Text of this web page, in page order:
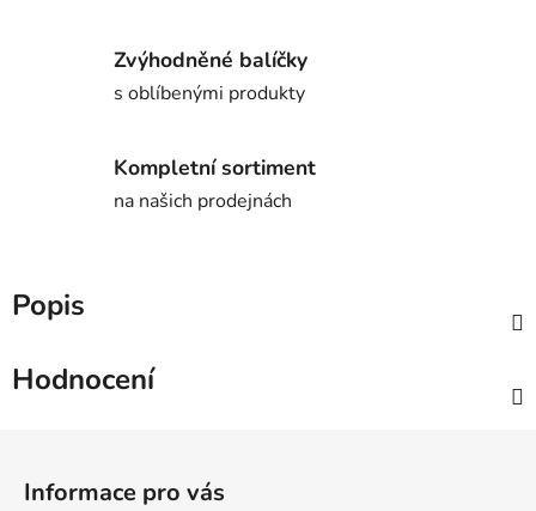
Zvýhodněné balíčky
s oblíbenými produkty
Kompletní sortiment
na našich prodejnách
Popis
Hodnocení
Informace pro vás